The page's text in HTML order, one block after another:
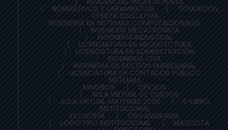
NORMATIVOS Y LINEAMIENTOS TITULACIÓN
OFERTA EDUCATIVA
INGENIERÍA EN SISTEMAS COMPUTACIONALES
INGENIERÍA MECATRÓNICA
INGENIERÍA INDUSTRIAL
LICENCIATURA EN ARQUITECTURA
LICENCIATURA EN ADMINISTRACIÓN
INGENIERÍA CIVIL
INGENIERÍA EN GESTIÓN EMPRESARIAL
LICENCIATURA EN CONTADOR PÚBLICO
SISTEMAS
MINDBOX OFICIOS
AULA VIRTUAL DE CURSOS
AULA VIRTUAL MATERIAS 2026 E-LIBRO
INSTITUCIONAL
FILOSOFÍA ORGANIGRAMA
LOGOTIPO INSTITUCIONAL MASCOTA